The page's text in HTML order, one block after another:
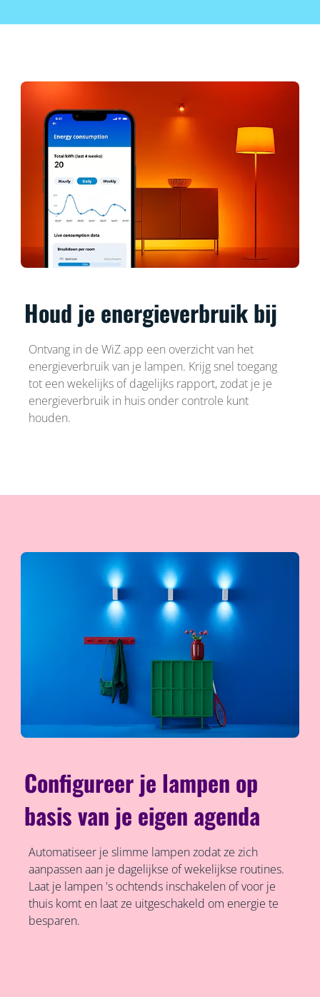
Houd je energieverbruik bij
Ontvang in de WiZ app een overzicht van het
energieverbruik van je lampen. Krijg snel toegang
tot een wekelijks of dagelijks rapport, zodat je je
energieverbruik in huis onder controle kunt
houden.
Configureer je lampen op
basis van je eigen agenda
Automatiseer je slimme lampen zodat ze zich
aanpassen aan je dagelijkse of wekelijkse routines.
Laat je lampen 's ochtends inschakelen of voor je
thuis komt en laat ze uitgeschakeld om energie te
besparen.